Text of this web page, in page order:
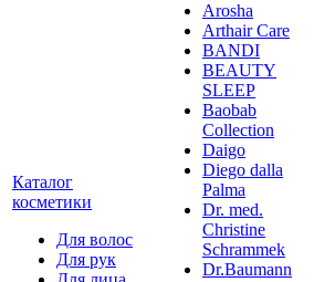
Каталог
косметики
Для волос
Для рук
Arosha
Arthair Care
BANDI
BEAUTY
SLEEP
Baobab
Collection
Daigo
Diego dalla
Palma
Dr. med.
Christine
Schrammek
Dr.Baumann